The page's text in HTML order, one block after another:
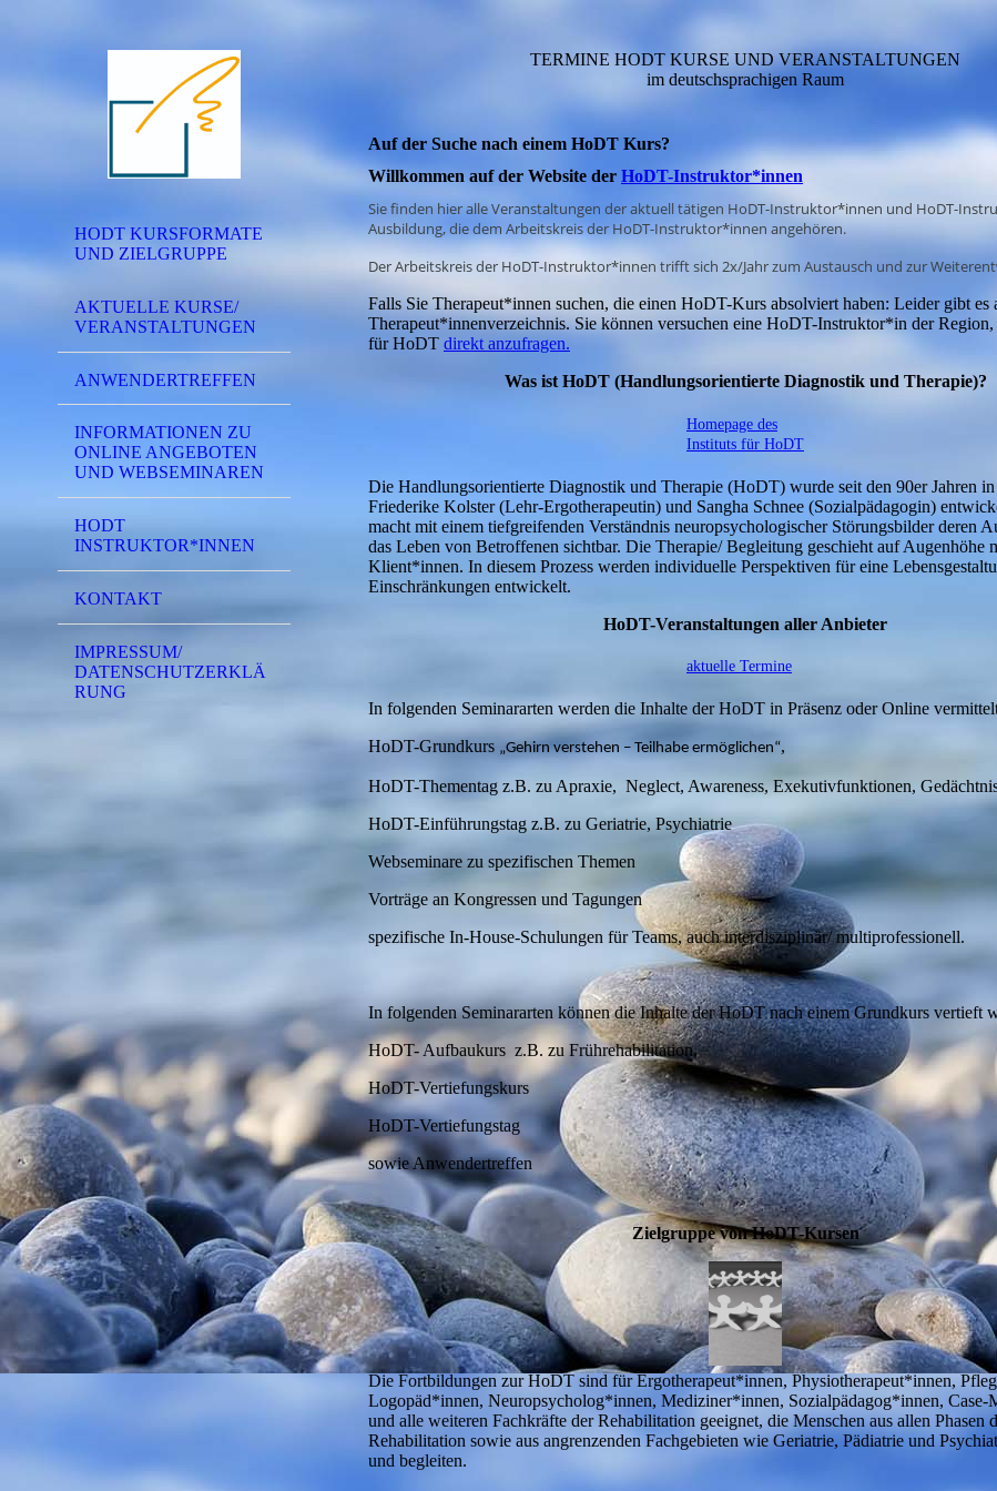
HODT KURSFORMATE
UND ZIELGRUPPE
AKTUELLE KURSE/
VERANSTALTUNGEN
ANWENDERTREFFEN
INFORMATIONEN ZU
ONLINE ANGEBOTEN
UND WEBSEMINAREN
HODT
INSTRUKTOR*INNEN
KONTAKT
IMPRESSUM/
DATENSCHUTZERKLÄ
RUNG
TERMINE HODT KURSE UND VERANSTALTUNGEN
im deutschsprachigen Raum
Auf der Suche nach einem HoDT Kurs?
Willkommen auf der Website der HoDT-Instruktor*innen
Sie finden hier alle Veranstaltungen der aktuell tätigen HoDT-Instruktor*innen und HoDT-
Ausbildung, die dem Arbeitskreis der HoDT-Instruktor*innen angehören.
Der Arbeitskreis der HoDT-Instruktor*innen trifft sich 2x/Jahr zum Austausch und zur
Falls Sie Therapeut*innen suchen, die einen HoDT-Kurs absolviert haben: Leider gibt es
Therapeut*innenverzeichnis. Sie können versuchen eine HoDT-Instruktor*in der Region,
für HoDT direkt anzufragen.
Was ist HoDT (Handlungsorientierte Diagnostik und Therapie)?
Homepage des
Instituts für HoDT
Die Handlungsorientierte Diagnostik und Therapie (HoDT) wurde seit den 90er Jahren
Friederike Kolster (Lehr-Ergotherapeutin) und Sangha Schnee (Sozialpädagogin)
macht mit einem tiefgreifenden Verständnis neuropsychologischer Störungsbilder deren
das Leben von Betroffenen sichtbar. Die Therapie/ Begleitung geschieht auf Augenhöhe
Klient*innen. In diesem Prozess werden individuelle Perspektiven für eine
Einschränkungen entwickelt.
HoDT-Veranstaltungen aller Anbieter
aktuelle Termine
In folgenden Seminararten werden die Inhalte der HoDT in Präsenz oder Online
HoDT-Grundkurs „Gehirn verstehen – Teilhabe ermöglichen“,
HoDT-Thementag z.B. zu Apraxie, Neglect, Awareness, Exekutivfunktionen,
HoDT-Einführungstag z.B. zu Geriatrie, Psychiatrie
Webseminare zu spezifischen Themen
Vorträge an Kongressen und Tagungen
spezifische In-House-Schulungen für Teams, auch interdisziplinär/ multiprofessionell.
In folgenden Seminararten können die Inhalte der HoDT nach einem Grundkurs vertieft
HoDT- Aufbaukurs z.B. zu Frührehabilitation,
HoDT-Vertiefungskurs
HoDT-Vertiefungstag
sowie Anwendertreffen
Zielgruppe von HoDT-Kursen
Die Fortbildungen zur HoDT sind für Ergotherapeut*innen, Physiotherapeut*innen,
Logopäd*innen, Neuropsycholog*innen, Mediziner*innen, Sozialpädagog*innen, Case-
und alle weiteren Fachkräfte der Rehabilitation geeignet, die Menschen aus allen Phasen
Rehabilitation sowie aus angrenzenden Fachgebieten wie Geriatrie, Pädiatrie und
und begleiten.